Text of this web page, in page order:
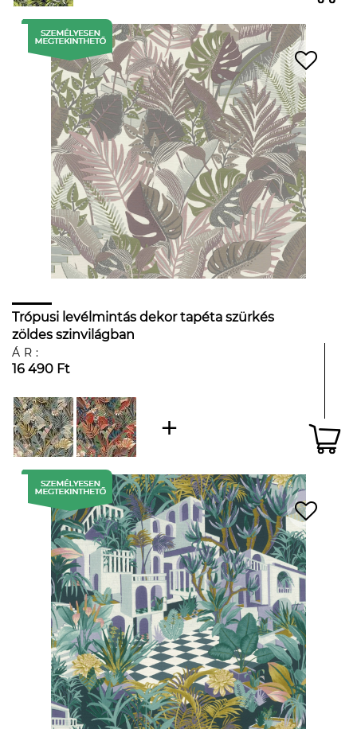
Trópusi levélmintás dekor tapéta szürkés
zöldes szinvilágban
ÁR:
16 490 Ft